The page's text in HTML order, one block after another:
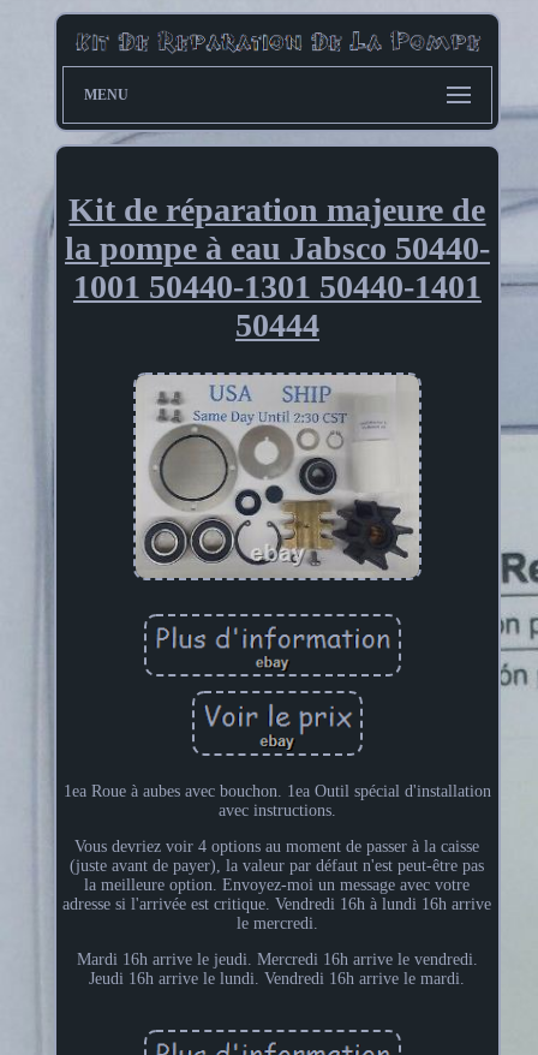
MENU
Kit de réparation majeure de
la pompe à eau Jabsco 50440-
1001 50440-1301 50440-1401
50444
1ea Roue à aubes avec bouchon. 1ea Outil spécial d'installation
avec instructions.
Vous devriez voir 4 options au moment de passer à la caisse
(juste avant de payer), la valeur par défaut n'est peut-être pas
la meilleure option. Envoyez-moi un message avec votre
adresse si l'arrivée est critique. Vendredi 16h à lundi 16h arrive
le mercredi.
Mardi 16h arrive le jeudi. Mercredi 16h arrive le vendredi.
Jeudi 16h arrive le lundi. Vendredi 16h arrive le mardi.